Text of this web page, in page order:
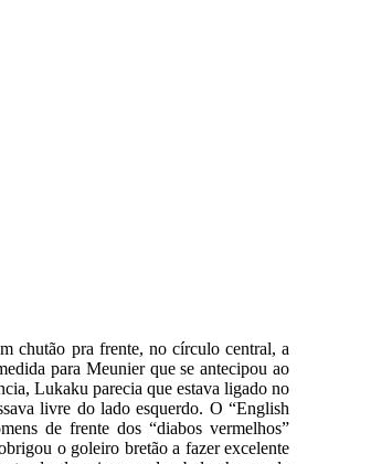
chutão pra frente, no círculo central, a
para Meunier que se antecipou ao
Lukaku parecia que estava ligado no
livre do lado esquerdo. O “English
de frente dos “diabos vermelhos”
o goleiro bretão a fazer excelente